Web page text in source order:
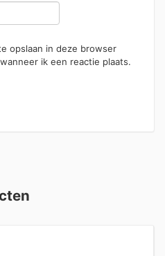
opslaan in deze browser
ik een reactie plaats.